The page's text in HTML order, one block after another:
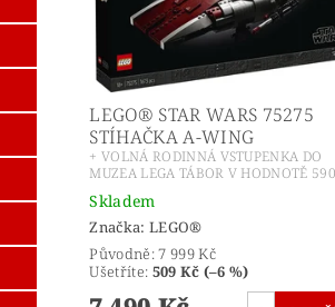
LEGO® STAR WARS 75275
STÍHAČKA A-WING
+ VOLNÁ RODINNÁ VSTUPENKA DO
MUZEA LEGA TÁBOR V HODNOTĚ
Skladem
Značka: LEGO®
Původně:7 999 Kč
Ušetříte: 509 Kč (–6 %)